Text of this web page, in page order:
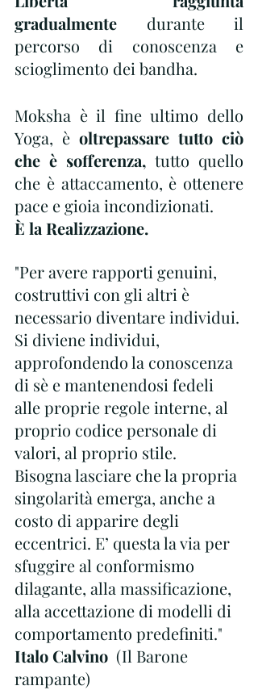
gradualmente durante il
percorso di conoscenza e
scioglimento dei bandha.
Moksha è il fine ultimo dello
Yoga, è oltrepassare tutto ciò
che è sofferenza, tutto quello
che è attaccamento, è ottenere
pace e gioia incondizionati.
È la Realizzazione.
"Per avere rapporti genuini,
costruttivi con gli altri è
necessario diventare individui.
Si diviene individui,
approfondendo la conoscenza
di sè e mantenendosi fedeli
alle proprie regole interne, al
proprio codice personale di
valori, al proprio stile.
Bisogna lasciare che la propria
singolarità emerga, anche a
costo di apparire degli
eccentrici. E’ questa la via per
sfuggire al conformismo
dilagante, alla massificazione,
alla accettazione di modelli di
comportamento predefiniti."
Italo Calvino
  (Il Barone
rampante)